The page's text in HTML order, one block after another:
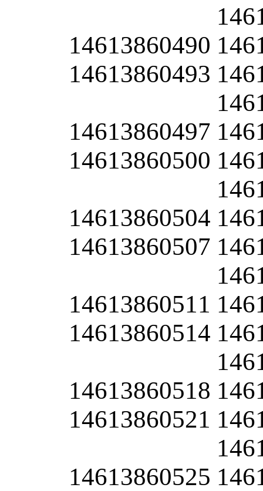
14613860490
14613860493
14613860497
14613860500
14613860504
14613860507
14613860511
14613860514
14613860518
14613860521
14613860525